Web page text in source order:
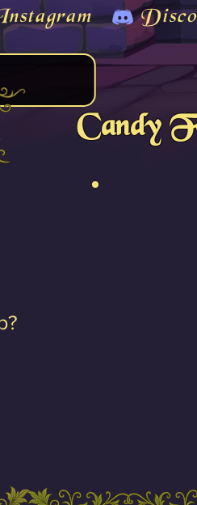
Candy